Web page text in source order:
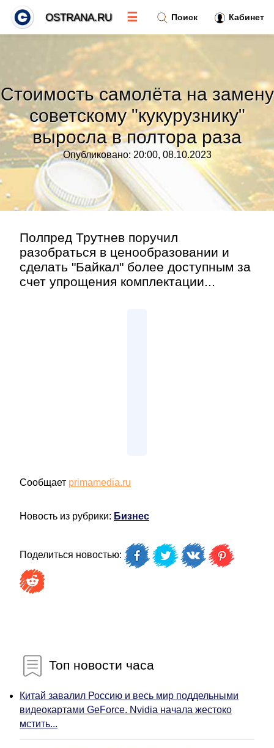
Стоимость самолёта на замену
советскому "кукурузнику"
выросла в полтора раза
Опубликовано: 20:00, 08.10.2023
Полпред Трутнев поручил
разобраться в ценообразовании и
сделать "Байкал" более доступным за
счет упрощения комплектации...
Сообщает primamedia.ru
Новость из рубрики: Бизнес
Поделиться новостью:
Топ новости часа
Китай завалил Россию и весь мир поддельными
видеокартами GeForce. Nvidia начала жестоко
мстить...
Поиск Кабинет
OSTRANA.RU ☰
Тренды новостей»
Рубрики»
Правила
Контакт»